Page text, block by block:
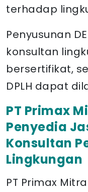
terhadap
Penyusunan
konsultan
bersertifikat,
DPLH dapat
PT Primax
Penyedia
Konsultan
Lingkungan
PT Primax